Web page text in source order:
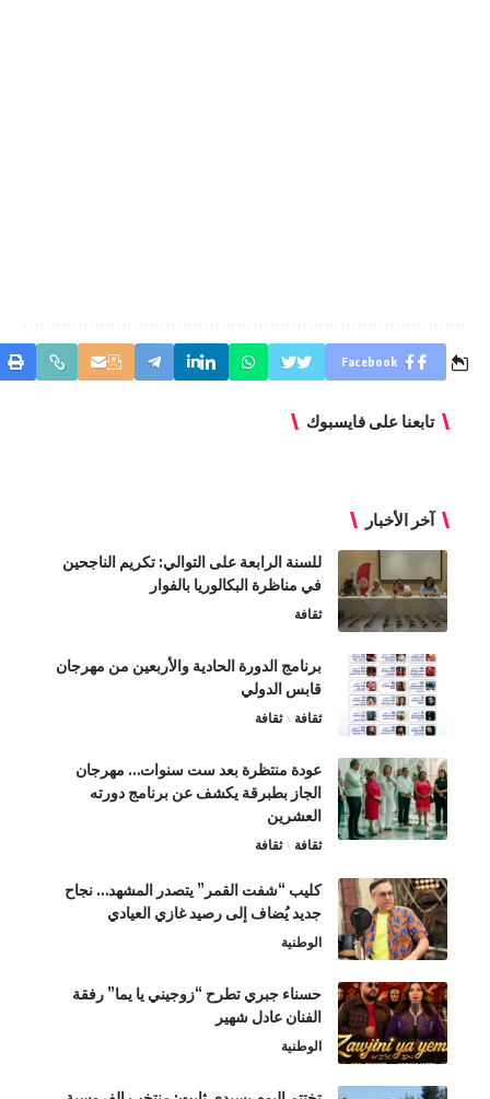
Facebook
تابعنا على فايسبوك
آخر الأخبار
للسنة الرابعة على التوالي: تكريم الناجحين
في مناظرة البكالوريا بالفوار
ثقافة
برنامج الدورة الحادية والأربعين من مهرجان
قابس الدولي
ثقافة ثقافة
عودة منتظرة بعد ست سنوات… مهرجان
الجاز بطبرقة يكشف عن برنامج دورته
العشرين
ثقافة ثقافة
كليب “شفت القمر” يتصدر المشهد… نجاح
جديد يُضاف إلى رصيد غازي العيادي
الوطنية
حسناء جبري تطرح “زوجيني يا يما” رفقة
الفنان عادل شهير
الوطنية